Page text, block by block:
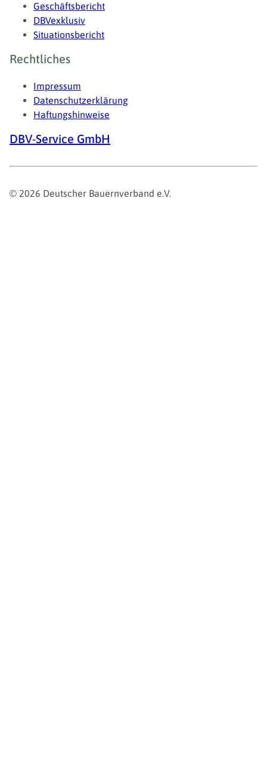
Geschäftsbericht
DBVexklusiv
Situationsbericht
Rechtliches
Impressum
Datenschutzerklärung
Haftungshinweise
DBV-Service GmbH
© 2026 Deutscher Bauernverband e.V.